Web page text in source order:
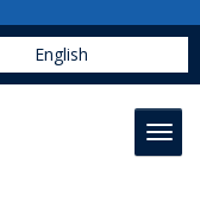
English